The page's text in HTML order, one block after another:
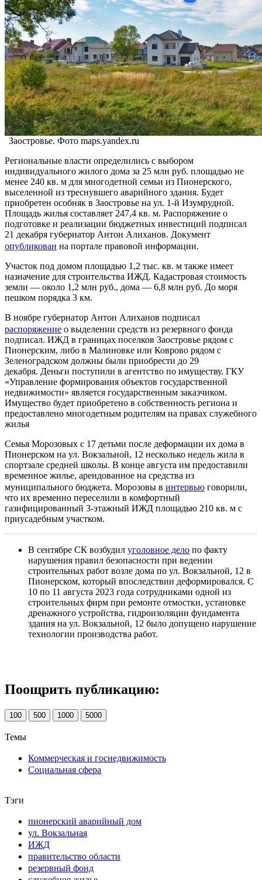
Заостровье. Фото maps.yandex.ru
Региональные власти определились с выбором
индивидуального жилого дома за 25 млн руб. площадью не
менее 240 кв. м для многодетной семьи из Пионерского,
выселенной из треснувшего аварийного здания. Будет
приобретен особняк в Заостровье на ул. 1-й Изумрудной.
Площадь жилья составляет 247,4 кв. м. Распоряжение о
подготовке и реализации бюджетных инвестиций подписал
21 декабря губернатор Антон Алиханов. Документ
опубликован на портале правовой информации.
Участок под домом площадью 1,2 тыс. кв. м также имеет
назначение для строительства ИЖД. Кадастровая стоимость
земли — около 1,2 млн руб., дома — 6,8 млн руб. До моря
пешком порядка 3 км.
В ноябре губернатор Антон Алиханов подписал
распоряжение о выделении средств из резервного фонда
подписал. ИЖД в границах поселков Заостровье рядом с
Пионерским, либо в Малиновке или Коврово рядом с
Зеленоградском должны были приобрести до 29
декабря. Деньги поступили в агентство по имуществу. ГКУ
«Управление формирования объектов государственной
недвижимости» является государственным заказчиком.
Имущество будет приобретено в собственность региона и
предоставлено многодетным родителям на правах служебного
жилья
Семья Морозовых с 17 детьми после деформации их дома в
Пионерском на ул. Вокзальной, 12 несколько недель жила в
спортзале средней школы. В конце августа им предоставили
временное жилье, арендованное на средства из
муниципального бюджета. Морозовы в интервью говорили,
что их временно переселили в комфортный
газифицированный 3-этажный ИЖД площадью 210 кв. м с
приусадебным участком.
В сентябре СК возбудил уголовное дело по факту
нарушения правил безопасности при ведении
строительных работ возле дома по ул. Вокзальной, 12 в
Пионерском, который впоследствии деформировался. С
10 по 11 августа 2023 года сотрудниками одной из
строительных фирм при ремонте отмостки, установке
дренажного устройства, гидроизоляции фундамента
здания на ул. Вокзальной, 12 было допущено нарушение
технологии производства работ.
Поощрить публикацию:
100 500 1000 5000
Темы
Коммерческая и госнедвижимость
Социальная сфера
Тэги
пионерский аварийный дом
ул. Вокзальная
ИЖД
правительство области
резервный фонд